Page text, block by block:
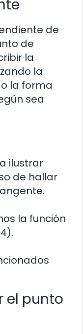
de
de
la
la
la forma
sea
ilustrar
de hallar
la función
el punto